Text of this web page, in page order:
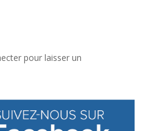
pour laisser un